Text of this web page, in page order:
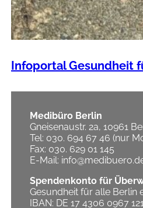
Infoportal Gesundheit
Medibüro Berlin
Gneisenaustr. 2a, 10961
Tel: 030. 694 67 46 (nur
Fax: 030. 629 01 145
E-Mail:
Spendenkonto für
Gesundheit für alle Berlin
IBAN: DE 17 4306 0967